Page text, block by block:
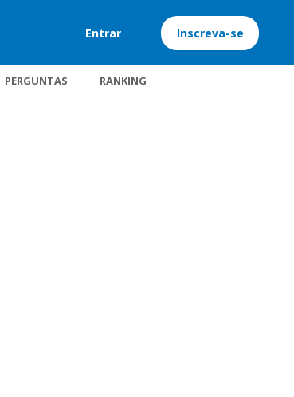
Entrar Inscreva-se
PERGUNTAS RANKING